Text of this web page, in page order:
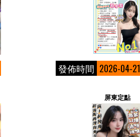
發佈時間 2026-04-21
屏東定點